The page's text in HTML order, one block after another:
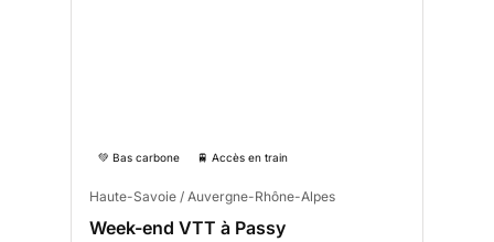
💚 Bas carbone 🚆 Accès en train
Haute-Savoie / Auvergne-Rhône-Alpes
Week-end VTT à Passy